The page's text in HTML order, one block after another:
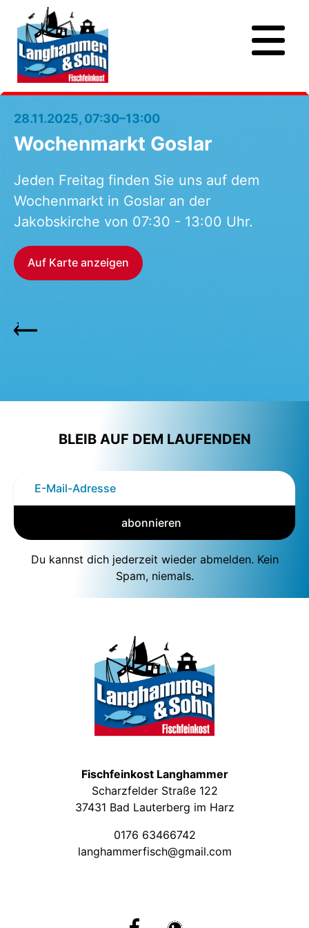
28.11.2025, 07:30–13:00
Wochenmarkt Goslar
Jeden Freitag finden Sie uns auf dem
Wochenmarkt in Goslar an der
Jakobskirche von 07:30 - 13:00 Uhr.
Auf Karte anzeigen
BLEIB AUF DEM LAUFENDEN
abonnieren
Du kannst dich jederzeit wieder abmelden. Kein
Spam, niemals.
Fischfeinkost Langhammer
Scharzfelder Straße 122
37431 Bad Lauterberg im Harz
0176 63466742
langhammerfisch@gmail.com